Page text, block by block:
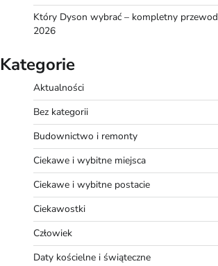
Który Dyson wybrać – kompletny
2026
Kategorie
Aktualności
Bez kategorii
Budownictwo i remonty
Ciekawe i wybitne miejsca
Ciekawe i wybitne postacie
Ciekawostki
Człowiek
Daty kościelne i świąteczne